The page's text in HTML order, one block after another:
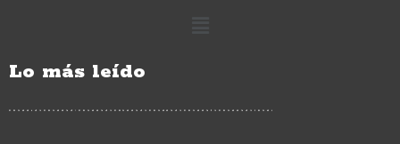
Lo más leído